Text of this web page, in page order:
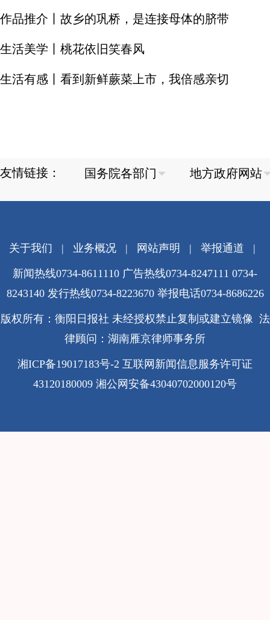
作品推介丨故乡的巩桥，是连接母体的脐带
生活美学丨桃花依旧笑春风
生活有感丨看到新鲜蕨菜上市，我倍感亲切
友情链接：
关于我们 | 业务概况| 网站声明 | 举报通道 |
新闻热线0734-8611110 广告热线0734-8247111 0734-
8243140 发行热线0734-8223670 举报电话0734-8686226
版权所有：衡阳日报社 未经授权禁止复制或建立镜像 法
律顾问：湖南雁京律师事务所
湘ICP备19017183号-2 互联网新闻信息服务许可证
43120180009 湘公网安备43040702000120号